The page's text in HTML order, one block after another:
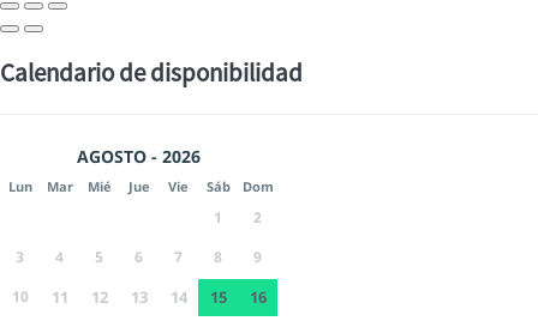
Calendario de disponibilidad
AGOSTO - 2026
Lun Mar Mié Jue Vie Sáb Dom
1
2
3
4 5 6 7 8
9
10
11 12 13 14 15
16